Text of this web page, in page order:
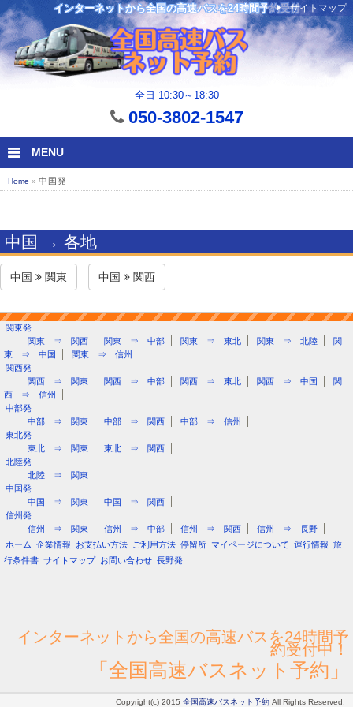
インターネットから全国の高速バスを24時間予約受付
全日 10:30～18:30
050-3802-1547
サイトマップ
MENU
Home » 中国発
中国 → 各地
中国 関東 中国 関西
関東発
関東 ⇒ 関西
関東 ⇒ 中部 関東 ⇒ 東北 関東 ⇒ 北陸
関
東 ⇒ 中国
関東 ⇒ 信州
関西発
関西 ⇒ 関東
関西 ⇒ 中部 関西 ⇒ 東北 関西 ⇒ 中国
関
西 ⇒ 信州
中部発
中部 ⇒ 関東
中部 ⇒ 関西
中部 ⇒ 信州
東北発
東北 ⇒ 関東
東北 ⇒ 関西
北陸発
北陸 ⇒ 関東
中国発
中国 ⇒ 関東
中国 ⇒ 関西
信州発
信州 ⇒ 関東
信州 ⇒ 中部 信州 ⇒ 関西
信州 ⇒ 長野
ホーム 企業情報 お支払い方法 ご利用方法 停留所 マイページについて 運行情報 旅
行条件書 サイトマップ お問い合わせ 長野発
インターネットから全国の高速バスを24時間予
約受付中！
「全国高速バスネット予約」
Copyright(c) 2015 全国高速バスネット予約 All Rights Reserved.